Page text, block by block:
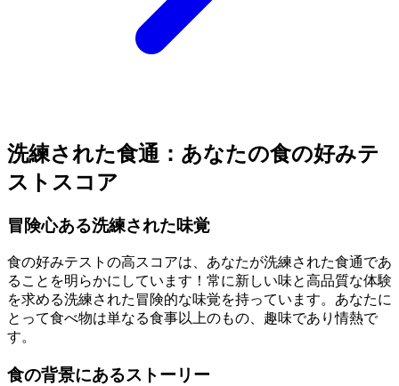
洗練された食通：あなたの食の好みテ
ストスコア
冒険心ある洗練された味覚
食の好みテストの高スコアは、あなたが洗練された食通であ
ることを明らかにしています！常に新しい味と高品質な体験
を求める洗練された冒険的な味覚を持っています。あなたに
とって食べ物は単なる食事以上のもの、趣味であり情熱で
す。
食の背景にあるストーリー